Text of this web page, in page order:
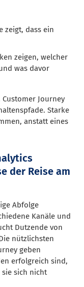
zeigt, dass ein
zeigen, welcher
was davor
Customer Journey
Starke
anstatt eines
der Reise am
Abfolge
Kanäle und
Dutzende von
nützlichsten
geben
erfolgreich sind,
sich nicht